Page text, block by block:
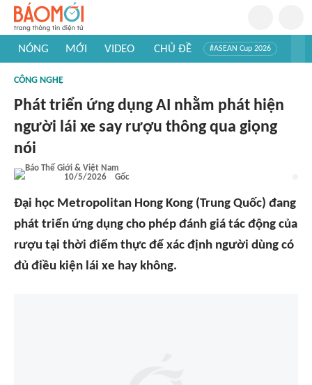
NÓNG MỚI VIDEO CHỦ ĐỀ #ASEAN Cup 2026
#Khám phá thế giới
CÔNG NGHỆ
Phát triển ứng dụng AI nhằm phát hiện
người lái xe say rượu thông qua giọng
nói
10/5/2026 Gốc
Đại học Metropolitan Hong Kong (Trung Quốc) đang
phát triển ứng dụng cho phép đánh giá tác động của
rượu tại thời điểm thực để xác định người dùng có
đủ điều kiện lái xe hay không.